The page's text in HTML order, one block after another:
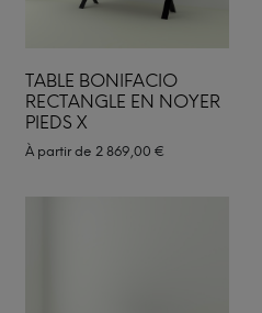
TABLE BONIFACIO
RECTANGLE EN NOYER
PIEDS X
À partir de 2 869,00 €